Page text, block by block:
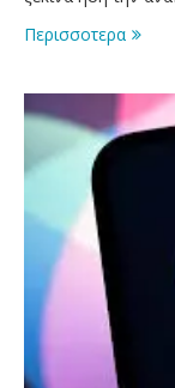
Περισσοτερα